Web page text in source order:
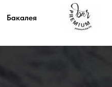
Бакалея